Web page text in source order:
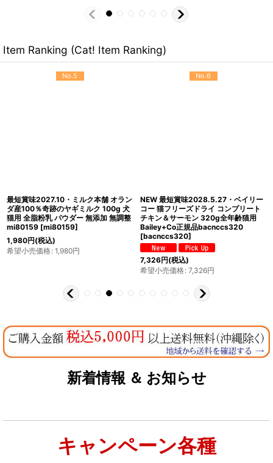
Item Ranking (Cat! Item Ranking)
No.5
最短賞味2027.10・ミルク本舗 オラン
ダ産100％奇跡のヤギミルク 100g 犬
猫用 全脂粉乳 パウダー 無添加 無調整
mi80159 [mi80159]
1,980円(税込)
希望小売価格: 1,980円
No.6
NEW 最短賞味2028.5.27・ベイリー
コー 猫フリーズドライ コンプリート
チキン＆サーモン 320g全年齢猫用
Bailey+Co正規品bacnccs320
[bacnccs320]
7,326円(税込)
希望小売価格: 7,326円
新着情報 ＆ お知らせ
キャンペーン各種